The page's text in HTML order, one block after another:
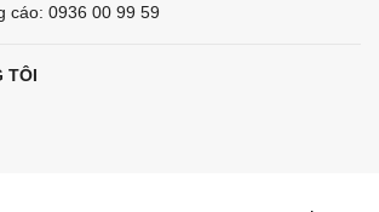
cáo: 0936 00 99 59
TÔI